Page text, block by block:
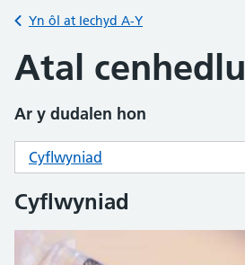
Yn ôl at Iechyd A-Y
Atal cenhedlu
Ar y dudalen hon
Cyflwyniad
Cyflwyniad